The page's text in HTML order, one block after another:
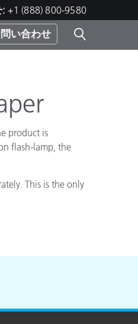
: +1 (888) 800-9580
い合わせ
product is
flash-lamp, the
This is the only